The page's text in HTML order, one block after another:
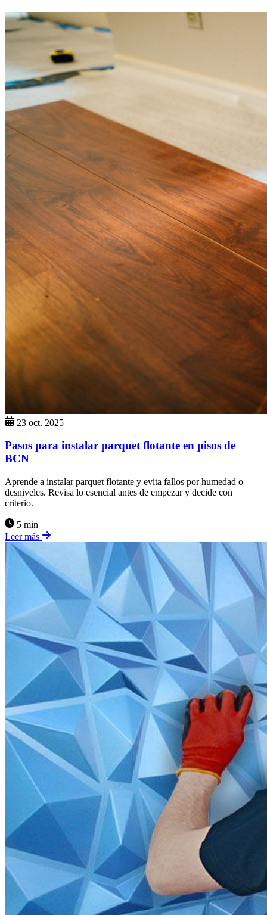
23 oct. 2025
Pasos para instalar parquet flotante en pisos de
BCN
Aprende a instalar parquet flotante y evita fallos por humedad o
desniveles. Revisa lo esencial antes de empezar y decide con
criterio.
5 min
Leer más